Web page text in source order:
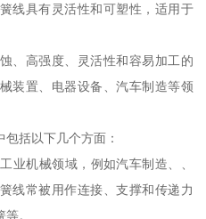
线具有灵活性和可塑性，适用于
、高强度、灵活性和容易加工的
装置、电器设备、汽车制造等领
括以下几个方面：
业机械领域，例如汽车制造、、
线常被用作连接、支撑和传递力
。